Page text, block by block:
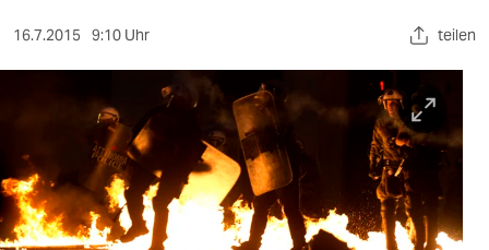
kultur
sport
nord
wahrheit
16.7.2015 9:10 Uhr teilen